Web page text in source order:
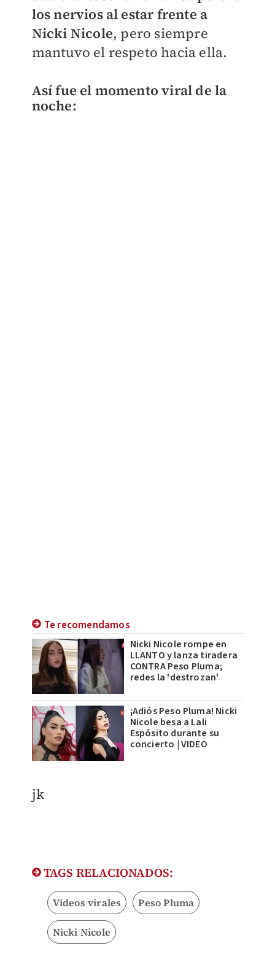
los nervios al estar frente a
Nicki Nicole, pero siempre
mantuvo el respeto hacia ella.
Así fue el momento viral de la
noche:
Te recomendamos
Nicki Nicole rompe en
LLANTO y lanza tiradera
CONTRA Peso Pluma;
redes la 'destrozan'
¡Adiós Peso Pluma! Nicki
Nicole besa a Lali
Espósito durante su
concierto | VIDEO
jk
TAGS RELACIONADOS:
Videos virales Peso Pluma
Nicki Nicole